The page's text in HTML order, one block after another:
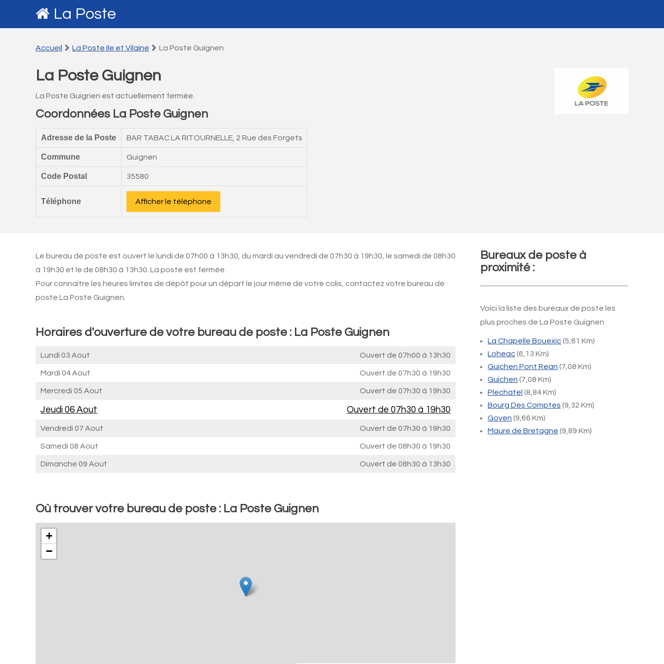
La Poste
Accueil La Poste Ile et Vilaine La Poste Guignen
La Poste Guignen
La Poste Guignen est actuellement fermée.
Coordonnées La Poste Guignen
Adresse de la Poste BAR TABAC LA RITOURNELLE, 2 Rue des Forgets
Commune Guignen
Code Postal 35580
Téléphone Afficher le téléphone
Le bureau de poste est ouvert le lundi de 07h00 à 13h30, du mardi au vendredi de 07h30 à 19h30, le samedi de 08h30
à 19h30 et le de 08h30 à 13h30. La poste est fermée .
Pour connaitre les heures limites de dépôt pour un départ le jour même de votre colis, contactez votre bureau de
poste La Poste Guignen.
Horaires d'ouverture de votre bureau de poste : La Poste Guignen
Lundi 03 Aout Ouvert de 07h00 à 13h30
Mardi 04 Aout Ouvert de 07h30 à 19h30
Mercredi 05 Aout Ouvert de 07h30 à 19h30
Jeudi 06 Aout Ouvert de 07h30 à 19h30
Vendredi 07 Aout Ouvert de 07h30 à 19h30
Samedi 08 Aout Ouvert de 08h30 à 19h30
Dimanche 09 Aout Ouvert de 08h30 à 13h30
Où trouver votre bureau de poste : La Poste Guignen
+
−
Bureaux de poste à
proximité :
Voici la liste des bureaux de poste les
plus proches de La Poste Guignen
La Chapelle Bouexic(5,81 Km)
Loheac(6,13 Km)
Guichen Pont Rean (7,08 Km)
Guichen (7,08 Km)
Plechatel (8,84 Km)
Bourg Des Comptes (9,32 Km)
Goven (9,66 Km)
Maure de Bretagne (9,89 Km)